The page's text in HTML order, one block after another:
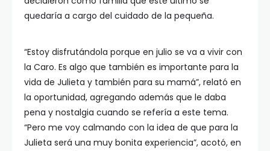
quedaría a cargo del cuidado de la pequeña.
“Estoy disfrutándola porque en julio se va a vivir con
la Caro. Es algo que también es importante para la
vida de Julieta y también para su mamá”, relató en
la oportunidad, agregando además que le daba
pena y nostalgia cuando se refería a este tema.
“Pero me voy calmando con la idea de que para la
Julieta será una muy bonita experiencia”, acotó, en